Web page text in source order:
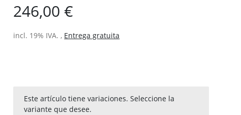
246,00 €
incl. 19% IVA. , Entrega gratuita
x
Este artículo tiene variaciones. Seleccione la
variante que desee.